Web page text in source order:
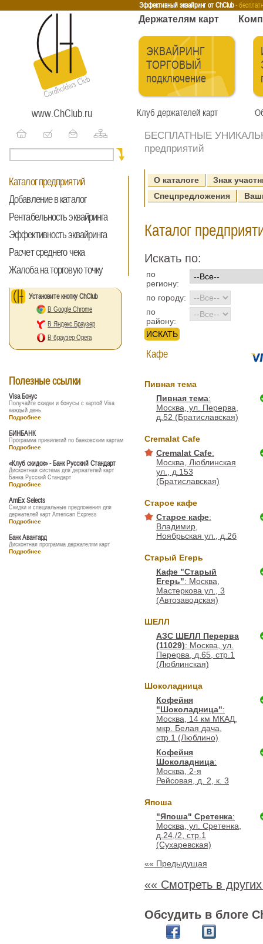
Эффективный эквайринг от ChClub -
Интернет-эквайринг Тренинги Бесплатные сервисы
Держателям карт
ЭКВАЙРИНГ
ТОРГОВЫЙ
подключение
www.ChClub.ru Клуб держателей карт
Каталог предприятий
Добавление в каталог
Рентабельность эквайринга
Эффективность эквайринга
Расчет среднего чека
Жалоба на торговую точку
Установите кнопку ChClub
В Google Chrome
В Яндекс.Браузер
В браузер Opera
Полезные ссылки
Visa Бонус
Получайте скидки и бонусы с картой Visa
каждый день.
Подробнее
БИНБАНК
Программа привилегий по банковским картам
Подробнее
«Клуб скидок» - Банк Русский Стандарт
Дисконтная система для держателей карт
Банка Русский Стандарт
Подробнее
AmEx Selects
Скидки и специальные предложения для
держателей карт American Express
Подробнее
Банк Авангард
Дисконтная программа держателям карт
Подробнее
БЕСПЛАТНЫЕ
предприятий
О каталоге
Знак
Спецпредложения
Каталог
Искать по:
по
региону:
по городу:
по
району:
Кафе
Пивная тема
Пивная тема:
Москва, ул. Перерва,
д.52 (Братиславская)
Сremalat Cafe
Сremalat Cafe:
Москва, Люблинская
ул., д.153
(Братиславская)
Старое кафе
Старое кафе:
Владимир,
Ноябрьская ул., д.2б
Старый Егерь
Кафе "Старый
Егерь": Москва,
Мастеркова ул., 3
(Автозаводская)
ШЕЛЛ
АЗС ШЕЛЛ Перерва
(11029): Москва, ул.
Перерва, д.65, стр.1
(Люблинская)
Шоколадница
Кофейня
"Шоколадница":
Москва, 14 км МКАД,
мкр. Белая дача,
стр.1 (Люблино)
Кофейня
Шоколадница:
Москва, 2-я
Рейсовая, д. 2, к. 3
Япоша
"Япоша" Сретенка:
Москва, ул. Сретенка,
д.24,/2, стр.1
(Сухаревская)
«« Предыдущая
«« Смотреть в
Обсудить в блоге